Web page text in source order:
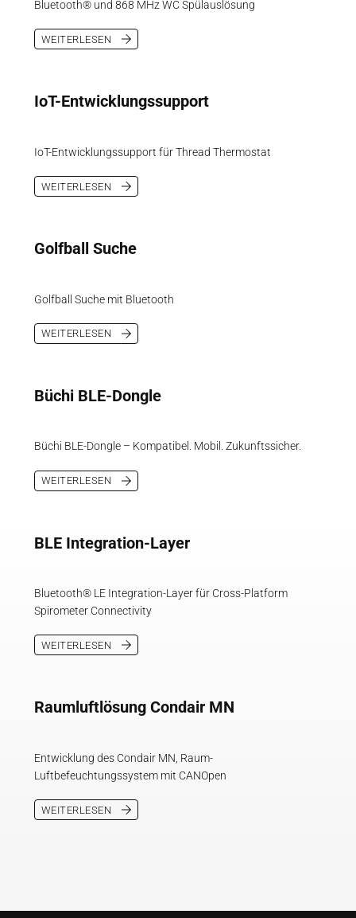
Bluetooth® und 868 MHz WC Spülauslösung
WEITERLESEN
IoT-Entwicklungssupport
IoT-Entwicklungssupport für Thread Thermostat
WEITERLESEN
Golfball Suche
Golfball Suche mit Bluetooth
WEITERLESEN
Büchi BLE-Dongle
Büchi BLE-Dongle – Kompatibel. Mobil. Zukunftssicher.
WEITERLESEN
BLE Integration-Layer
Bluetooth® LE Integration-Layer für Cross-Platform
Spirometer Connectivity
WEITERLESEN
Raumluftlösung Condair MN
Entwicklung des Condair MN, Raum-
Luftbefeuchtungssystem mit CANOpen
WEITERLESEN